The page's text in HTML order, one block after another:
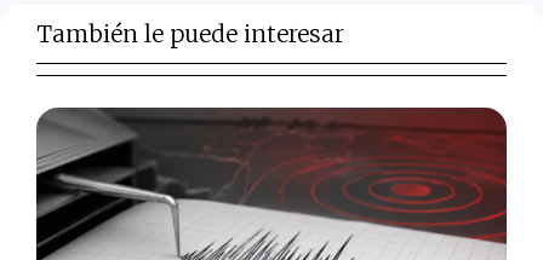
También le puede interesar